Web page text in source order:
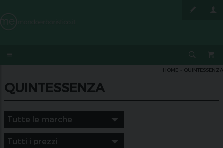
HOME » QUINTESSENZA
QUINTESSENZA